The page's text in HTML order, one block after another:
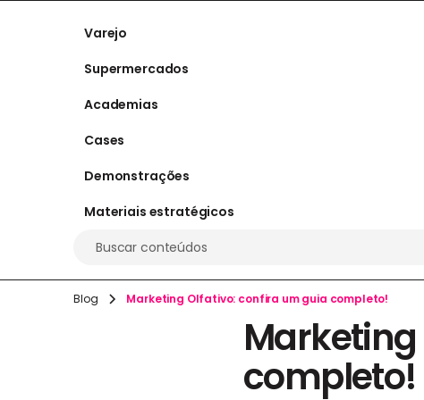
Varejo
Supermercados
Academias
Cases
Demonstrações
Materiais estratégicos
Buscar conteúdos
Blog Marketing Olfativo: confira um guia completo!
completo!